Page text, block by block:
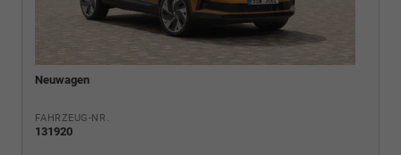
Neuwagen
FAHRZEUG-NR.
131920